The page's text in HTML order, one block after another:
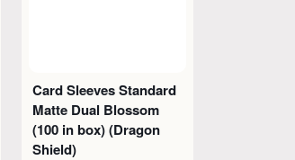
Card Sleeves Standard
Matte Dual Blossom
(100 in box) (Dragon
Shield)